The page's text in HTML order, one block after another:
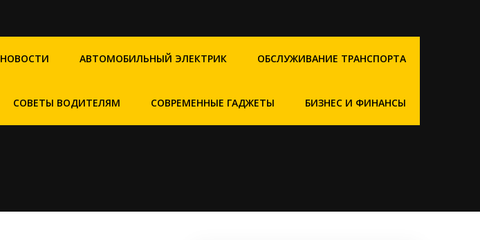
НОВОСТИ АВТОМОБИЛЬНЫЙ ЭЛЕКТРИК ОБСЛУЖИВАНИЕ ТРАНСПОРТА
СОВЕТЫ ВОДИТЕЛЯМ СОВРЕМЕННЫЕ ГАДЖЕТЫ БИЗНЕС И ФИНАНСЫ